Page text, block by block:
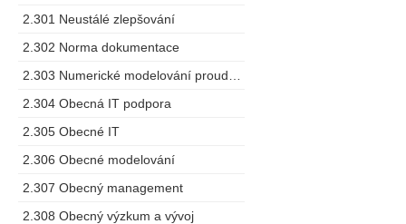
2.301 Neustálé zlepšování
2.302 Norma dokumentace
2.304 Obecná IT podpora
2.305 Obecné IT
2.306 Obecné modelování
2.307 Obecný management
2.308 Obecný výzkum a vývoj